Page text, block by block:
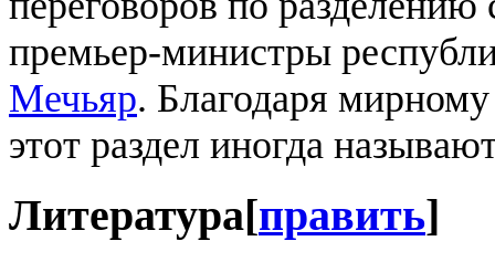
премьер-министры
Мечьяр. Благодаря
этот раздел иногда
Литература[править]